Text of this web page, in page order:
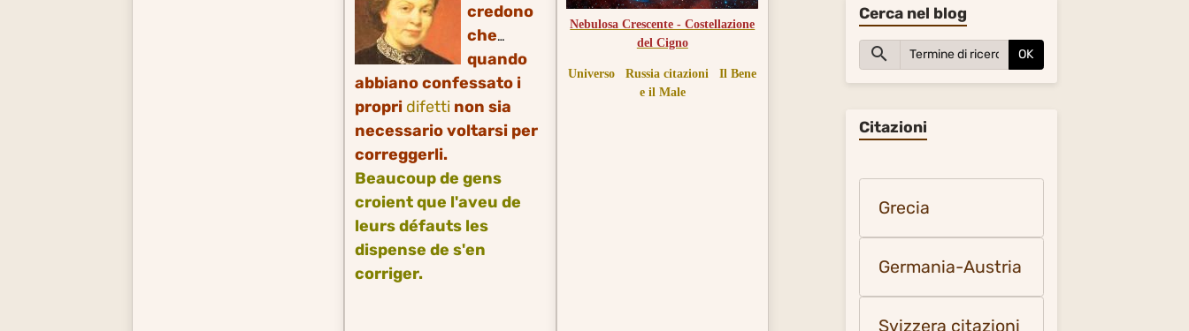
credono
che
quando
abbiano confessato i
propri difettinon sia
necessario voltarsi per
correggerli.
Beaucoup de gens
croient que l'aveu de
leurs défauts les
dispense de s'en
corriger.
Nebulosa Crescente - Costellazione
del Cigno
Universo Russia citazioni
Il Bene
e il Male
Cerca nel blog
OK
Citazioni
Grecia
Germania-Austria
Svizzera citazioni